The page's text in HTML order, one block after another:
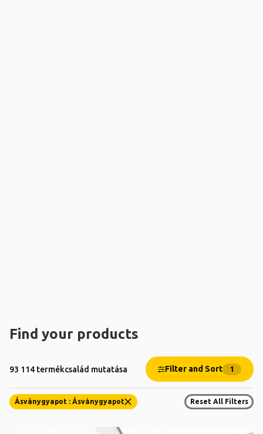
Find your products
93 114 termékcsalád mutatása Filter and Sort 1
Ásványgyapot : Ásványgyapot Reset All Filters